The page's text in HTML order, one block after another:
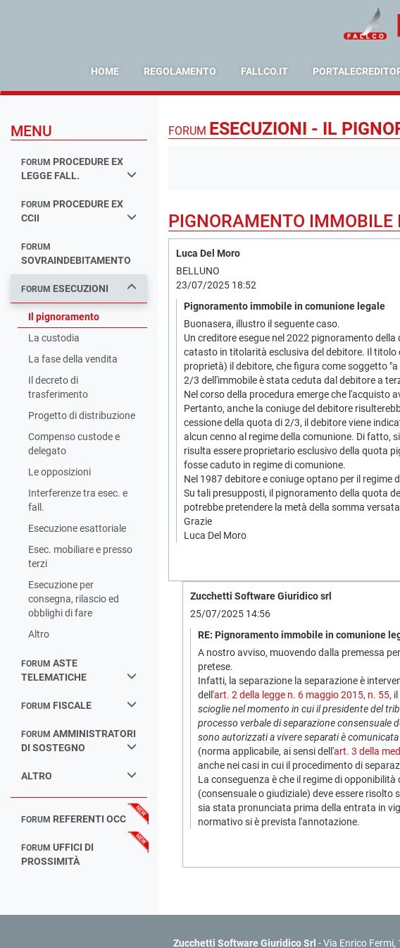
HOME REGOLAMENTO FALLCO.IT
MENU
FORUM PROCEDURE EX
LEGGE FALL.
FORUM PROCEDURE EX
CCII
FORUM
SOVRAINDEBITAMENTO
FORUM ESECUZIONI
Il pignoramento
La custodia
La fase della vendita
Il decreto di
trasferimento
Progetto di distribuzione
Compenso custode e
delegato
Le opposizioni
Interferenze tra esec. e
fall.
Esecuzione esattoriale
Esec. mobiliare e presso
terzi
Esecuzione per
consegna, rilascio ed
obblighi di fare
Altro
FORUM ASTE
TELEMATICHE
FORUM FISCALE
FORUM AMMINISTRATORI
DI SOSTEGNO
ALTRO
FORUM REFERENTI OCC
FORUM UFFICI DI
PROSSIMITÀ
FORUM ESECUZIONI - IL
PIGNORAMENTO IMMOBILE
Luca Del Moro
BELLUNO
23/07/2025 18:52
Pignoramento immobile in comunione legale
Buonasera, illustro il seguente caso.
Un creditore esegue nel 2022 pignoramento
catasto in titolarità esclusiva del debitore. Il
proprietà) il debitore, che figura come soggetto
2/3 dell'immobile è stata ceduta dal debitore a
Nel corso della procedura emerge che l'acquisto
Pertanto, anche la coniuge del debitore
cessione della quota di 2/3, il debitore viene
alcun cenno al regime della comunione. Di fatto,
risulta essere proprietario esclusivo della quota
fosse caduto in regime di comunione.
Nel 1987 debitore e coniuge optano per il regime
Su tali presupposti, il pignoramento della quota
potrebbe pretendere la metà della somma
Grazie
Luca Del Moro
Zucchetti Software Giuridico srl
25/07/2025 14:56
RE: Pignoramento immobile in comunione
A nostro avviso, muovendo dalla premessa
pretese.
Infatti, la separazione la separazione è
dell'art. 2 della legge n. 6 maggio 2015, n. 55,
scioglie nel momento in cui il presidente del
processo verbale di separazione consensuale
sono autorizzati a vivere separati è
(norma applicabile, ai sensi dell'art. 3 della
anche nei casi in cui il procedimento di
La conseguenza è che il regime di
(consensuale o giudiziale) deve essere risolto
sia stata pronunciata prima della entrata in
normativo si è prevista l'annotazione.
Zucchetti Software Giuridico Srl - Via Enrico